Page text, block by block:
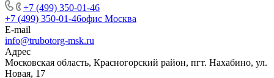
+7 (499) 350-01-46
+7 (499) 350-01-46офис Москва
E-mail
info@trubotorg-msk.ru
Адрес
Московская область, Красногорский район, пгт. Нахабино, ул.
Новая, 17